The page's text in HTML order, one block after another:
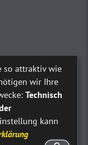
so attraktiv wie
wir Ihre
Technisch
kann